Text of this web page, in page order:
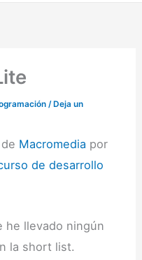
/ Deja un
Macromedia por
de desarrollo
he llevado ningún
la short list.